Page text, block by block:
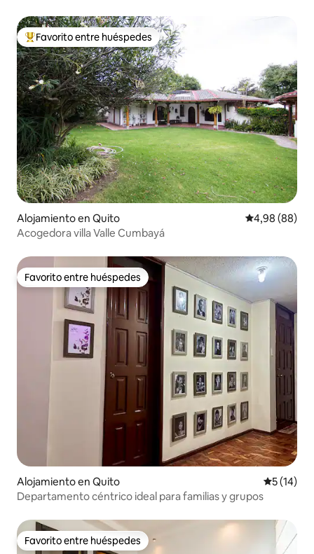
Favorito entre los huéspedes más destacados
Favorito entre huéspedes
Alojamiento en Quito Calificación
4,98 (88)
Acogedora villa Valle Cumbayá
Favorito entre huéspedes
Favorito entre huéspedes
Alojamiento en Quito
5 (14)
Departamento céntrico ideal para familias y grupos
Favorito entre huéspedes
Favorito entre huéspedes